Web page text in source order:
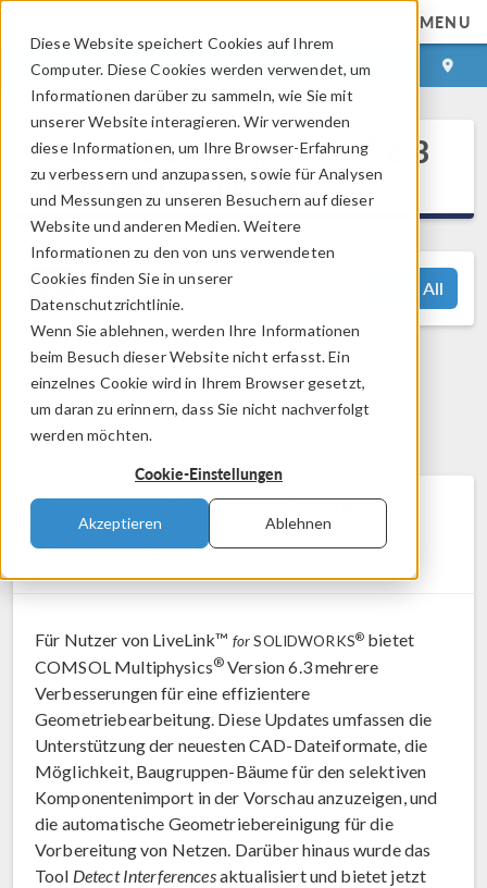
Diese Website speichert Cookies auf Ihrem
Computer. Diese Cookies werden verwendet, um
Informationen darüber zu sammeln, wie Sie mit
unserer Website interagieren. Wir verwenden
diese Informationen, um Ihre Browser-Erfahrung
zu verbessern und anzupassen, sowie für Analysen
und Messungen zu unseren Besuchern auf dieser
Website und anderen Medien. Weitere
Informationen zu den von uns verwendeten
Cookies finden Sie in unserer
Datenschutzrichtlinie.
Wenn Sie ablehnen, werden Ihre Informationen
beim Besuch dieser Website nicht erfasst. Ein
einzelnes Cookie wird in Ihrem Browser gesetzt,
um daran zu erinnern, dass Sie nicht nachverfolgt
werden möchten.
Cookie-Einstellungen
Akzeptieren Ablehnen
MENU
ANMELDEN KONTAKT
COMSOL Multiphysics® 6.3
Release Highlights
View All
support@comsol.com
Updates in LiveLink™
forSOLIDWORKS®
Für Nutzer von LiveLink™ forSOLIDWORKS® bietet
COMSOL Multiphysics® Version 6.3 mehrere
Verbesserungen für eine effizientere
Geometriebearbeitung. Diese Updates umfassen die
Unterstützung der neuesten CAD-Dateiformate, die
Möglichkeit, Baugruppen-Bäume für den selektiven
Komponentenimport in der Vorschau anzuzeigen, und
die automatische Geometriebereinigung für die
Vorbereitung von Netzen. Darüber hinaus wurde das
Tool Detect Interferencesaktualisiert und bietet jetzt